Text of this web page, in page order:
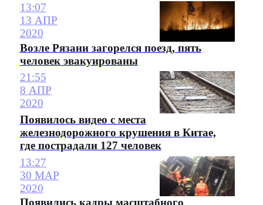
13:07
13 АПР
2020
Возле Рязани загорелся поезд, пять
человек эвакуированы
21:55
8 АПР
2020
Появилось видео с места
железнодорожного крушения в Китае,
где пострадали 127 человек
13:27
30 МАР
2020
Появились кадры масштабного